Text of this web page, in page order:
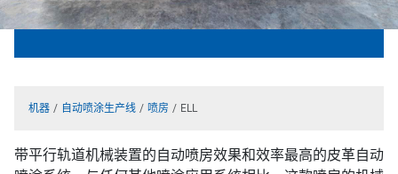
机器 自动喷涂生产线 喷房 ELL
带平行轨道机械装置的自动喷房效果和效率最高的皮革自动